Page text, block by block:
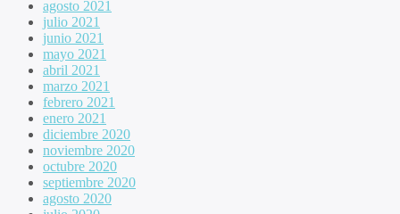
agosto 2021
julio 2021
junio 2021
mayo 2021
abril 2021
marzo 2021
febrero 2021
enero 2021
diciembre 2020
noviembre 2020
octubre 2020
septiembre 2020
agosto 2020